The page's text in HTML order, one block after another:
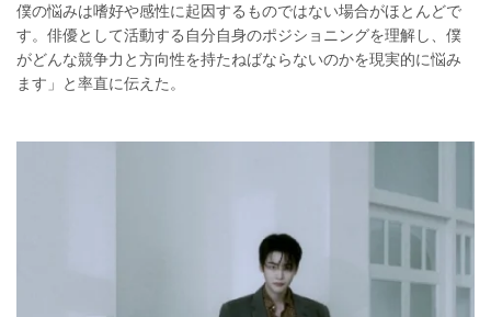
僕の悩みは嗜好や感性に起因するものではない場合がほとんどで
す。俳優として活動する自分自身のポジショニングを理解し、僕
がどんな競争力と方向性を持たねばならないのかを現実的に悩み
ます」と率直に伝えた。